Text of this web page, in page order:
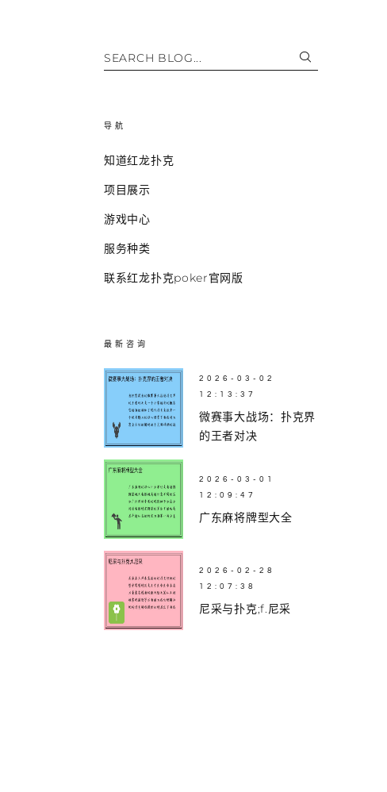
SEARCH BLOG...
导航
知道红龙扑克
项目展示
游戏中心
服务种类
联系红龙扑克poker官网版
最新咨询
2026-03-02
12:13:37
微赛事大战场：扑克界
的王者对决
2026-03-01
12:09:47
广东麻将牌型大全
2026-02-28
12:07:38
尼采与扑克;f.尼采